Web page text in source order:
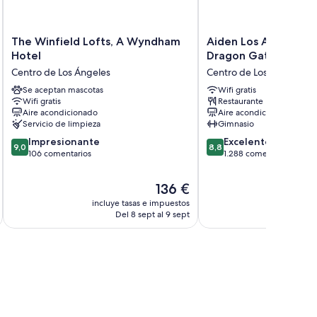
gratuitos
The
Winfield
A
Wyndham
Hotel
Centro
de
Los
Ángeles
The Winfield Lofts, A Wyndham
Hotel
Centro de Los Ángeles
Se aceptan mascotas
Wifi gratis
Aire acondicionado
Servicio de limpieza
9.0
sobre
9,0 Impresionante
106 comentarios
El
precio
actual
136 €
incluye tasas e impuestos
Del 8 sept al 9 sept
Aiden
Los
Angeles
Downtown
Dragon
Gate
Inn
Centro
de
Los
Aiden Los Angeles
Dragon Gate Inn
Centro de Los Ángeles
Wifi gratis
Restaurante
Aire acondicionado
Gimnasio
8.8
sobre
8,8 Excelente
1.288 comentarios